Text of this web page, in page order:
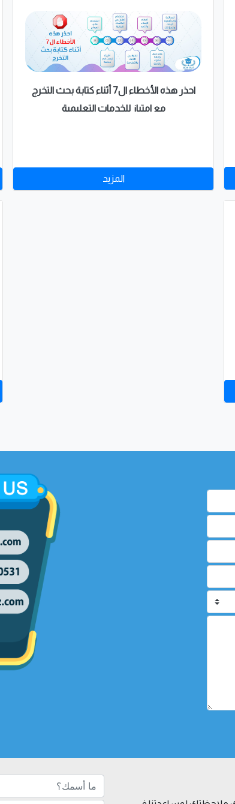
احذر هذه الأخطاء ال7 أثناء كتابة بحث التخرج
مع امتياز للخدمات التعليمية
المزيد